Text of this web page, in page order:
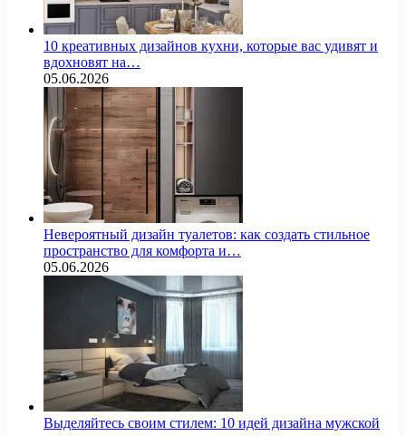
10 креативных дизайнов кухни, которые вас удивят и
вдохновят на…
05.06.2026
Невероятный дизайн туалетов: как создать стильное
пространство для комфорта и…
05.06.2026
Выделяйтесь своим стилем: 10 идей дизайна мужской